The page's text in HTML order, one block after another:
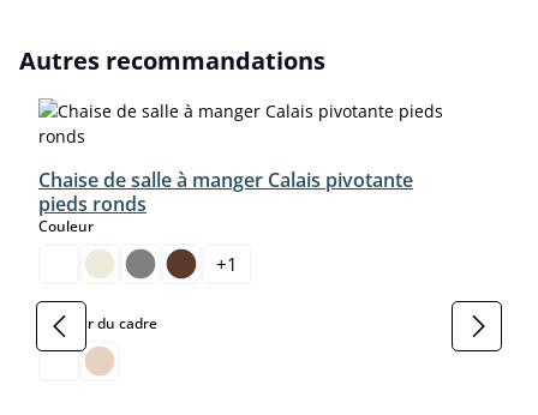
Ignorer la galerie de produits
Autres recommandations
Chaise de salle à manger Calais pivotante
pieds ronds
Couleurselect
+1
Couleur du cadreselect